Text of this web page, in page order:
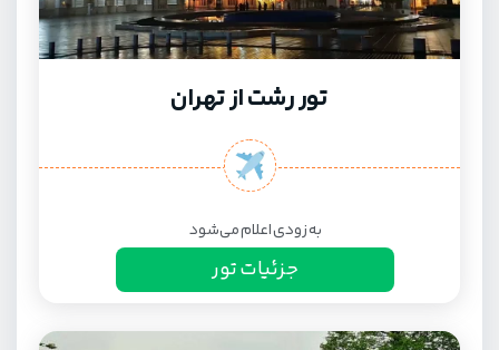
تور رشت از تهران
به زودی اعلام می‌شود
جزئیات تور